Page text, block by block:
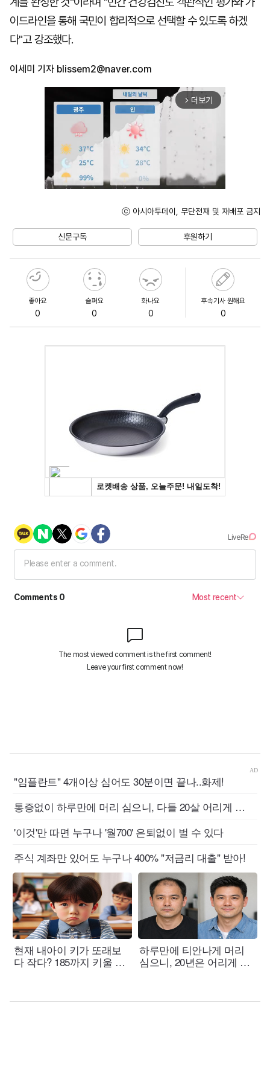
이드라인을 통해 국민이 합리적으로 선택할 수 있도록 하겠
다"고 강조했다.
이세미 기자 blissem2@naver.com
arrow_forward_ios 더보기
ⓒ 아시아투데이, 무단전재 및 재배포 금지
신문구독 후원하기
좋아요
0
슬퍼요
0
화나요
0
후속기사 원해요
0